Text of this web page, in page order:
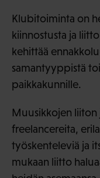
Klubitoiminta on
kiinnostusta ja
kehittää
samantyyppistä
paikkakunnille.
Muusikkojen liiton
freelancereita,
työskenteleviä ja
mukaan liitto